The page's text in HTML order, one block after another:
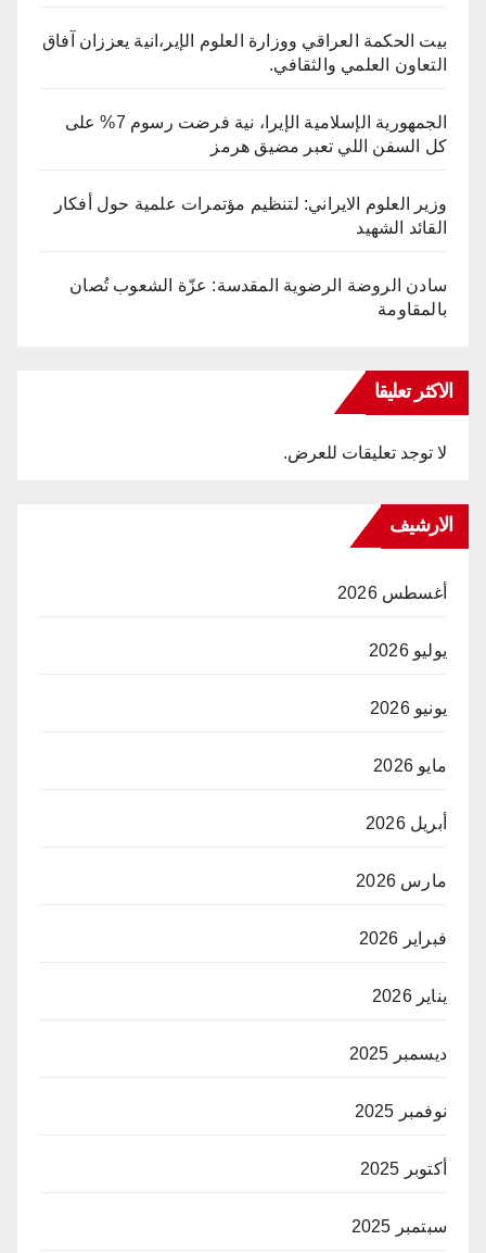
بيت الحكمة العراقي ووزارة العلوم الإير،انية يعززان آفاق
التعاون العلمي والثقافي.
الجمهورية الإسلامية الإيرا، نية فرضت رسوم 7% على
كل السفن اللي تعبر مضيق هرمز
وزير العلوم الايراني: لتنظيم مؤتمرات علمية حول أفكار
القائد الشهيد
سادن الروضة الرضوية المقدسة: عزّة الشعوب تُصان
بالمقاومة
الاكثر تعليقا
لا توجد تعليقات للعرض.
الارشيف
أغسطس 2026
يوليو 2026
يونيو 2026
مايو 2026
أبريل 2026
مارس 2026
فبراير 2026
يناير 2026
ديسمبر 2025
نوفمبر 2025
أكتوبر 2025
سبتمبر 2025